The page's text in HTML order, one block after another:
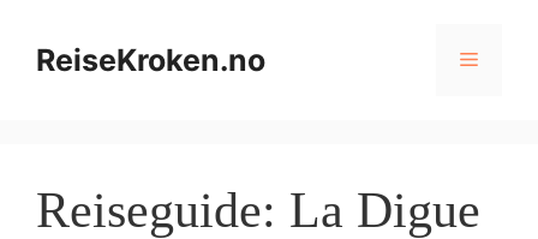
innholdReiseKroken.no Meny
Reiseguide: La Digue